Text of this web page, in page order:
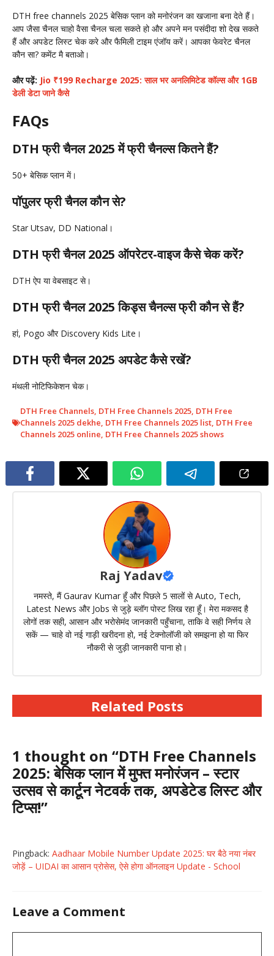
DTH free channels 2025 बेसिक प्लान को मनोरंजन का खजाना बना देते हैं।
आप जैसा चैनल चाहो वैसा चैनल चला सकते हो और अपने मन पसंदीदा शो देख सकते
हैं और अपडेट लिस्ट चेक करे और फैमिली टाइम एंजॉय करें। आपका फेवरेट चैनल
कौन सा? कमेंट मै बताओ।
और पढ़ें: Jio ₹199 Recharge 2025: साल भर अनलिमिटेड कॉल्स और 1GB
डेली डेटा जाने कैसे
FAQs
DTH फ्री चैनल2025 में फ्री चैनल्स कितने हैं?
50+ बेसिक प्लान में।
पॉपुलर फ्री चैनल कौन से?
Star Utsav, DD National।
DTH फ्री चैनल 2025 ऑपरेटर-वाइज कैसे चेक करें?
DTH ऐप या वेबसाइट से।
DTH फ्री चैनल 2025 किड्स चैनल्स फ्री कौन से हैं?
हां, Pogo और Discovery Kids Lite।
DTH फ्री चैनल 2025 अपडेट कैसे रखें?
मंथली नोटिफिकेशन चेक।
DTH Free Channels DTH Free Channels 2025 DTH Free
Channels 2025 dekhe DTH Free Channels 2025 list DTH Free
Channels 2025 online DTH Free Channels 2025 shows
Raj Yadav
नमस्ते, मैं Gaurav Kumar हूँ और पिछले 5 सालों से Auto, Tech,
Latest News और Jobs से जुड़े ब्लॉग पोस्ट लिख रहा हूँ। मेरा मकसद है
लोगों तक सही, आसान और भरोसेमंद जानकारी पहुँचाना, ताकि वे सही निर्णय ले
सकें — चाहे वो नई गाड़ी खरीदना हो, नई टेक्नोलॉजी को समझना हो या फिर
नौकरी से जुड़ी जानकारी पाना हो।
Related Posts
1 thought on “DTH Free Channels
2025: बेसिक प्लान में मुफ्त मनोरंजन – स्टार
उत्सव से कार्टून नेटवर्क तक, अपडेटेड लिस्ट और
टिप्स!”
Pingback: Aadhaar Mobile Number Update 2025: घर बैठे नया नंबर
जोड़ें – UIDAI का आसान प्रोसेस, ऐसे होगा ऑनलाइन Update - School
Leave a Comment